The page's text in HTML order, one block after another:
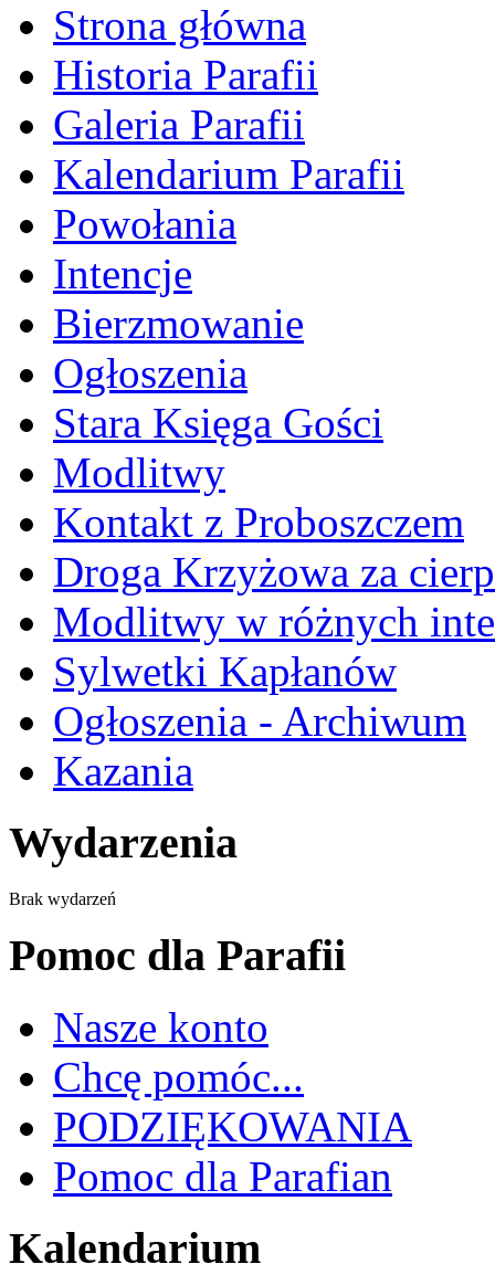
Strona główna
Historia Parafii
Galeria Parafii
Kalendarium Parafii
Powołania
Intencje
Bierzmowanie
Ogłoszenia
Stara Księga Gości
Modlitwy
Kontakt z Proboszczem
Droga Krzyżowa za
Modlitwy w różnych
Sylwetki Kapłanów
Ogłoszenia - Archiwum
Kazania
Wydarzenia
Brak wydarzeń
Pomoc dla Parafii
Nasze konto
Chcę pomóc...
PODZIĘKOWANIA
Pomoc dla Parafian
Kalendarium